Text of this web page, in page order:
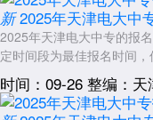
事实：外地考生与天津本
习、考试，毕业证邮寄到
四、如何确认2026年的
由于2026年天津电大中
为准，而该简章尚未发布，
新 2025年天津电大中
2025年天津电大中专的报
定时间段为最佳报名时间
时间：09-26 整编：天